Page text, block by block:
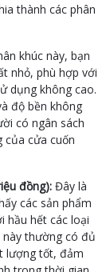
thành các phân
khúc này, bạn
nhỏ, phù hợp với
dụng không cao.
độ bền không
có ngân sách
của cửa cuốn
đồng): Đây là
các sản phẩm
hầu hết các loại
này thường có đủ
lượng tốt, đảm